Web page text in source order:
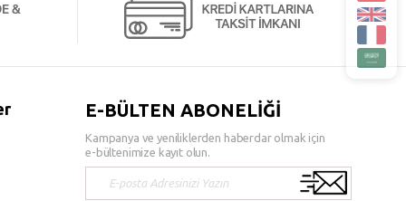
E-BÜLTEN ABONELİĞİ
Kampanya ve yeniliklerden haberdar olmak için
e-bültenimize kayıt olun.